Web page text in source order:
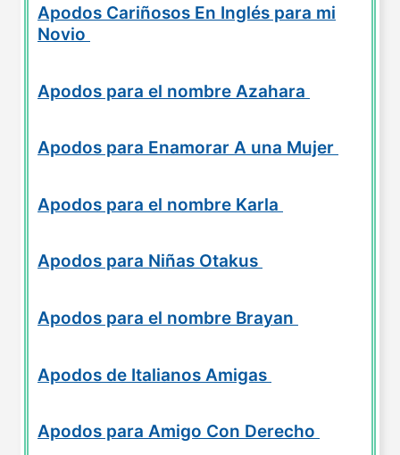
Apodos Cariñosos En Inglés para mi
Novio
Apodos para el nombre Azahara
Apodos para Enamorar A una Mujer
Apodos para el nombre Karla
Apodos para Niñas Otakus
Apodos para el nombre Brayan
Apodos de Italianos Amigas
Apodos para Amigo Con Derecho